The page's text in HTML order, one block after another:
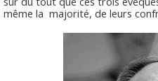
même la majorité, de leurs